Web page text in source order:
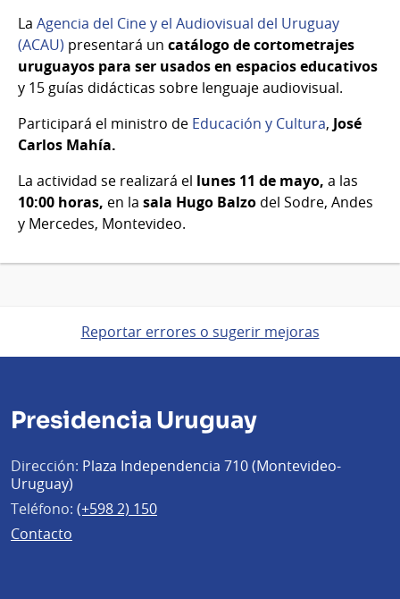
Mayo
del
2026
La Agencia del Cine y el Audiovisual del Uruguay
(ACAU) presentará un catálogo de cortometrajes
uruguayos para ser usados en espacios educativos
y 15 guías didácticas sobre lenguaje audiovisual.
Participará el ministro de Educación y Cultura, José
Carlos Mahía.
La actividad se realizará el lunes 11 de mayo, a las
10:00 horas, en la sala Hugo Balzo del Sodre, Andes
y Mercedes, Montevideo.
Reportar errores o sugerir mejoras
Presidencia Uruguay
Dirección: Plaza Independencia 710 (Montevideo-
Uruguay)
Teléfono: (+598 2) 150
Contacto